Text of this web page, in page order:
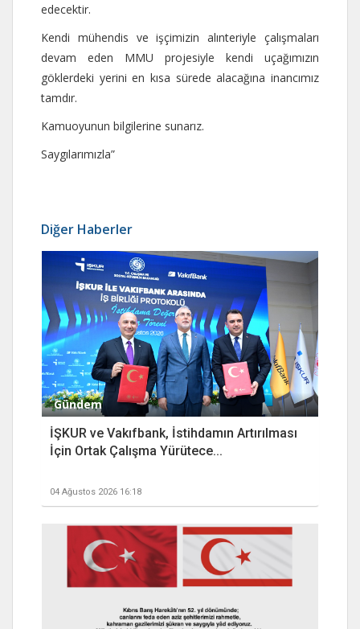
edecektir.
Kendi mühendis ve işçimizin alınteriyle çalışmaları
devam eden MMU projesiyle kendi uçağımızın
göklerdeki yerini en kısa sürede alacağına inancımız
tamdır.
Kamuoyunun bilgilerine sunarız.
Saygılarımızla”
Diğer Haberler
Gündem
İŞKUR ve Vakıfbank, İstihdamın Artırılması
İçin Ortak Çalışma Yürütece...
04 Ağustos 2026 16:18